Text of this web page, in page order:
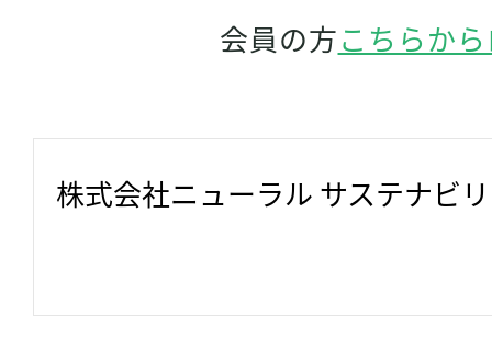
会員の方こちらか
株式会社ニューラル サステナビ